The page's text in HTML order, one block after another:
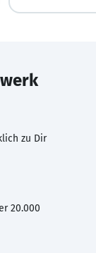
zu Dir
20.000